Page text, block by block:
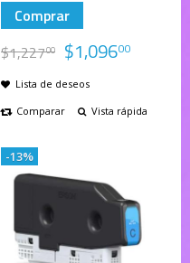
Comprar
$1,22700 $1,09600
Lista de deseos
Comparar
Vista rápida
-13%